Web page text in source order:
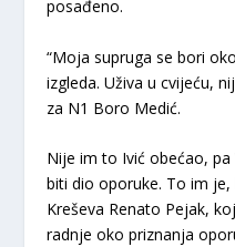
posađeno.
“Moja supruga se bori
izgleda. Uživa u cvijeću,
za N1 Boro Medić.
Nije im to Ivić obećao, pa
biti dio oporuke. To im
Kreševa Renato Pejak,
radnje oko priznanja